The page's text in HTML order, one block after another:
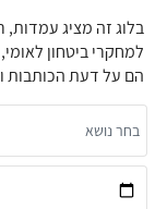
בלוג זה מציג עמדות,
למחקרי ביטחון
הם על דעת הכותבות